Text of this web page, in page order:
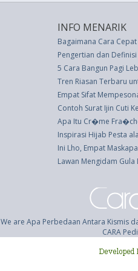
INFO MENARIK
Bagaimana Cara
Pengertian dan
5 Cara Bangun Pagi
Tren Riasan Terbaru
Empat Sifat
Contoh Surat Ijin Cuti
Apa Itu Cr�me
Inspirasi Hijab Pesta
Ini Lho, Empat
Lawan Mengidam Gula
We are Apa Perbedaan Antara Kismis
CARA